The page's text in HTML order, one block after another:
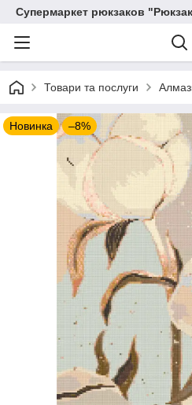
Супермаркет рюкзаков
Товари та послуги
Новинка –8%